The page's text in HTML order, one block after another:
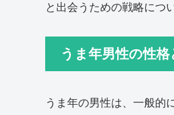
と出会うための戦略につ
うま年男性の性格
うま年の男性は、一般的